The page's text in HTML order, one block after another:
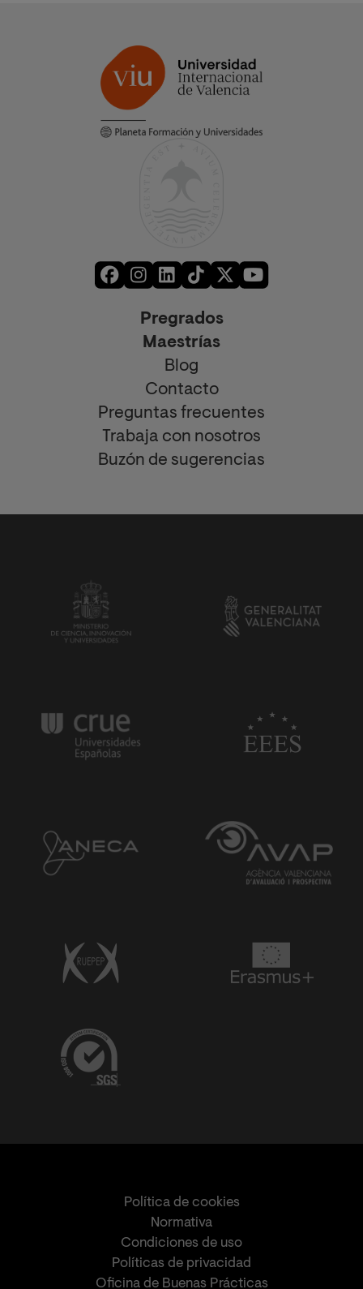
Pregrados
Maestrías
Blog
Contacto
Preguntas frecuentes
Trabaja con nosotros
Buzón de sugerencias
Política de cookies
Normativa
Condiciones de uso
Políticas de privacidad
Oficina de Buenas Prácticas